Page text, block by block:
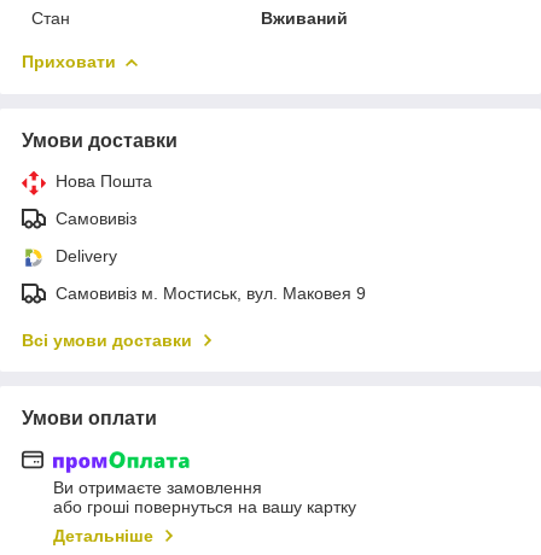
Стан
Вживаний
Приховати
Умови доставки
Нова Пошта
Самовивіз
Delivery
Самовивіз м. Мостиськ, вул. Маковея 9
Всі умови доставки
Умови оплати
Ви отримаєте замовлення
або гроші повернуться на вашу картку
Детальніше